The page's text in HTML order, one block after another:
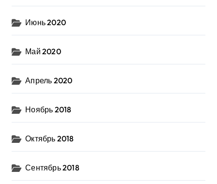
Июнь 2020
Май 2020
Апрель 2020
Ноябрь 2018
Октябрь 2018
Сентябрь 2018